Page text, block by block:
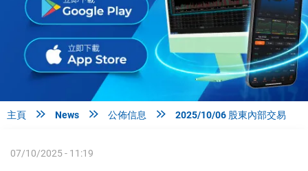
主頁  News  公佈信息  2025/10/06 股東內部交易
07/10/2025 - 11:19